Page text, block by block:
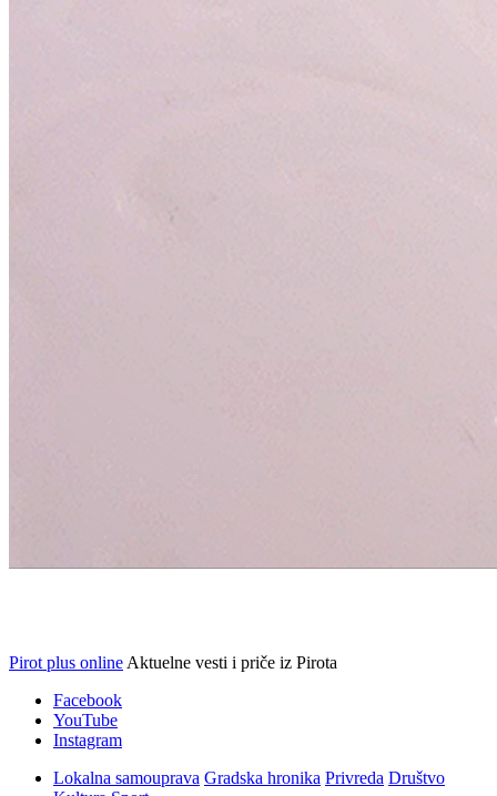
Pirot plus online Aktuelne vesti i priče iz Pirota
Facebook
YouTube
Instagram
Lokalna samouprava Gradska hronika Privreda Društvo